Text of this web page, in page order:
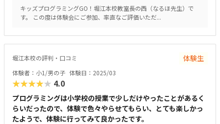
キッズプログラミングGO！堀江本校教室長の西（なるほ先生）で
す。 この度は体験会にご参加、率直なご評価いただ...
堀江本校の評判・口コミ 体験生
体験者：小1/男の子 体験日：2025/03
★★★★★ 4.0
プログラミングは小学校の授業で少しだけやったことがあるく
らいだったので、体験で色々やらせてもらい、とても楽しかっ
たようで、体験に行ってみて良かったです。